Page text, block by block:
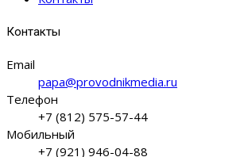
Контакты
Email
papa@provodnikmedia.ru
Телефон
+7 (812) 575-57-44
Мобильный
+7 (921) 946-04-88